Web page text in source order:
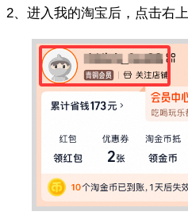
2、进入我的淘宝后，点击右上